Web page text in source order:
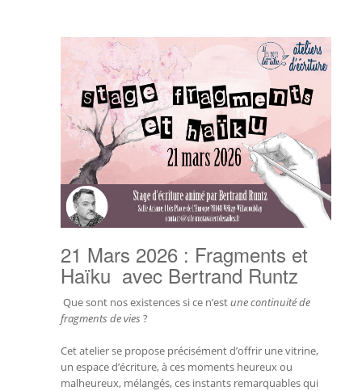
21 Mars 2026 : Fragments et
Haïku avec Bertrand Runtz
Que sont nos existences si ce n’estune continuité de
fragments de vies ?
Cet atelier se propose précisément d’offrir une vitrine,
un espace d’écriture, à ces moments heureux ou
malheureux, mélangés, ces instants remarquables qui